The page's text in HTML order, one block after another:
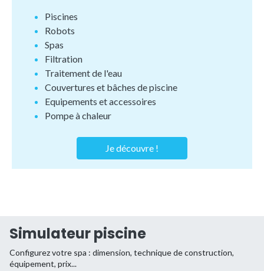
Piscines
Robots
Spas
Filtration
Traitement de l'eau
Couvertures et bâches de piscine
Equipements et accessoires
Pompe à chaleur
Je découvre !
Simulateur piscine
Configurez votre spa : dimension, technique de construction,
équipement, prix...